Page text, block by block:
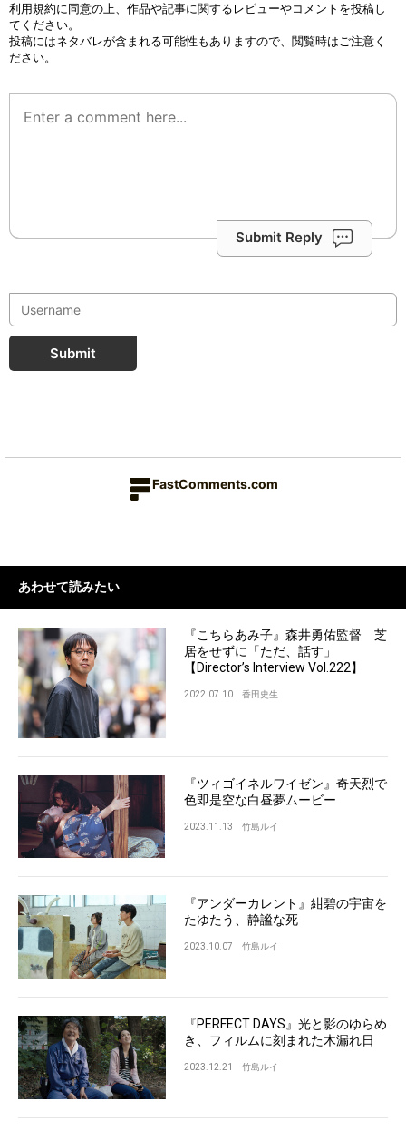
利用規約に同意の上、作品や記事に関するレビューやコメントを投稿し
てください。
投稿にはネタバレが含まれる可能性もありますので、閲覧時はご注意く
ださい。
Submit Reply
Submit
FastComments.com
あわせて読みたい
『こちらあみ子』森井勇佑監督 芝
居をせずに「ただ、話す」
【Director’s Interview Vol.222】
2022.07.10 香田史生
『ツィゴイネルワイゼン』奇天烈で
色即是空な白昼夢ムービー
2023.11.13 竹島ルイ
『アンダーカレント』紺碧の宇宙を
たゆたう、静謐な死
2023.10.07 竹島ルイ
『PERFECT DAYS』光と影のゆらめ
き、フィルムに刻まれた木漏れ日
2023.12.21 竹島ルイ